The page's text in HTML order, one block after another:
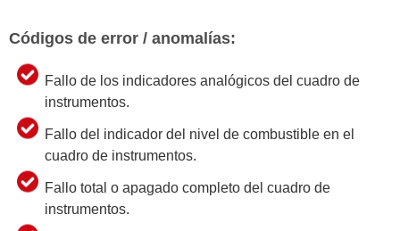
Códigos de error / anomalías:
Fallo de los indicadores analógicos del cuadro de
instrumentos.
Fallo del indicador del nivel de combustible en el
cuadro de instrumentos.
Fallo total o apagado completo del cuadro de
instrumentos.